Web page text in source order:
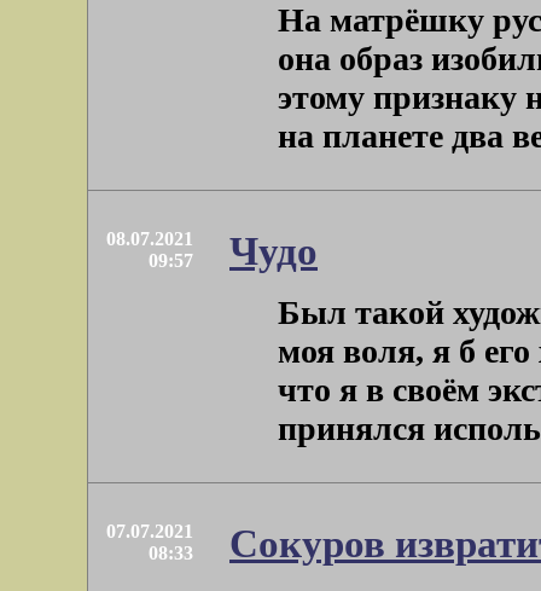
На матрёшку
она образ
этому признаку
на планете два
08.07.2021
09:57
Чудо
Был такой
моя воля, я б
что я в своём
принялся
07.07.2021
08:33
Сокуров